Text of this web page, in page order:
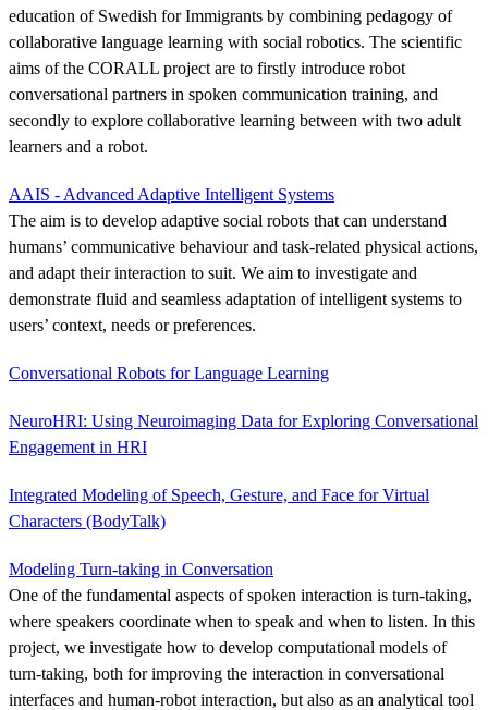
education of Swedish for Immigrants by combining pedagogy of
collaborative language learning with social robotics. The scientific
aims of the CORALL project are to firstly introduce robot
conversational partners in spoken communication training, and
secondly to explore collaborative learning between with two adult
learners and a robot.
AAIS - Advanced Adaptive Intelligent Systems
The aim is to develop adaptive social robots that can understand
humans’ communicative behaviour and task-related physical actions,
and adapt their interaction to suit. We aim to investigate and
demonstrate fluid and seamless adaptation of intelligent systems to
users’ context, needs or preferences.
Conversational Robots for Language Learning
NeuroHRI: Using Neuroimaging Data for Exploring Conversational
Engagement in HRI
Integrated Modeling of Speech, Gesture, and Face for Virtual
Characters (BodyTalk)
Modeling Turn-taking in Conversation
One of the fundamental aspects of spoken interaction is turn-taking,
where speakers coordinate when to speak and when to listen. In this
project, we investigate how to develop computational models of
turn-taking, both for improving the interaction in conversational
interfaces and human-robot interaction, but also as an analytical tool